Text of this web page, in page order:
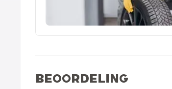
BEOORDELING